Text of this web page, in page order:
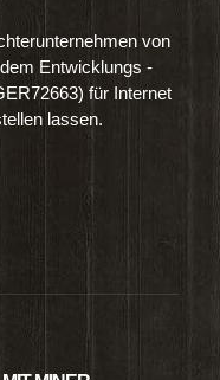
von
Entwicklungs -
für Internet
lassen.